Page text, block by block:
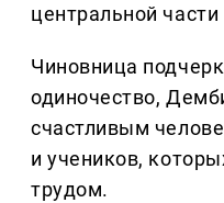
центральной части
Чиновница
одиночество,
счастливым
и учеников,
трудом.